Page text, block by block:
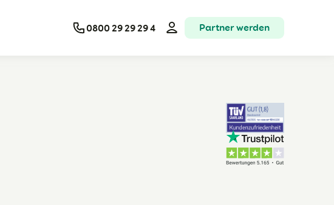
0800 29 29 29 4 Partner werden